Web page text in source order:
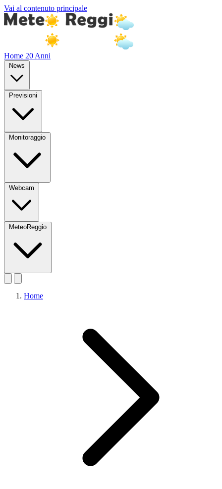
Vai al contenuto principale
Home 20 Anni
News
Previsioni
Monitoraggio
Webcam
MeteoReggio
Home